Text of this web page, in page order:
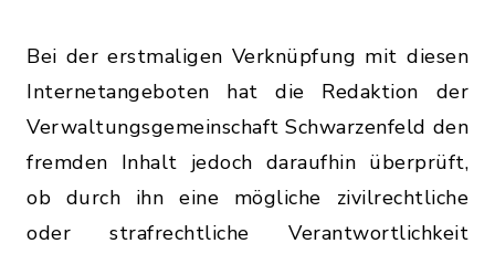
Bei der erstmaligen Verknüpfung mit diesen
Internetangeboten hat die Redaktion der
Verwaltungsgemeinschaft Schwarzenfeld den
fremden Inhalt jedoch daraufhin überprüft,
ob durch ihn eine mögliche zivilrechtliche
oder strafrechtliche Verantwortlichkeit